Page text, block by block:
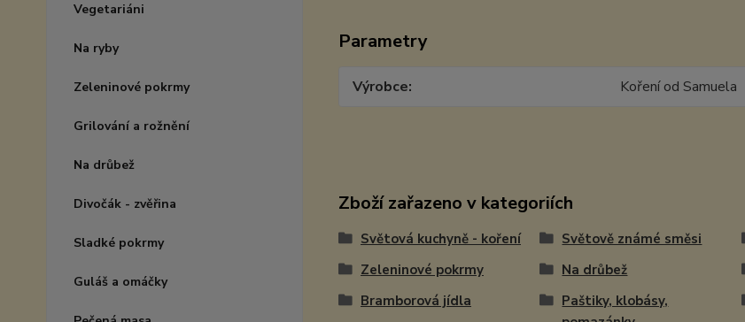
Vegetariáni
Na ryby
Zeleninové pokrmy
Grilování a rožnění
Na drůbež
Divočák - zvěřina
Sladké pokrmy
Guláš a omáčky
Parametry
Výrobce Koření od Samuela
Zboží zařazeno v kategoriích
Světová kuchyně - koření Světově známé směsi
Zeleninové pokrmy
Na drůbež
Bramborová jídla
Paštiky, klobásy,